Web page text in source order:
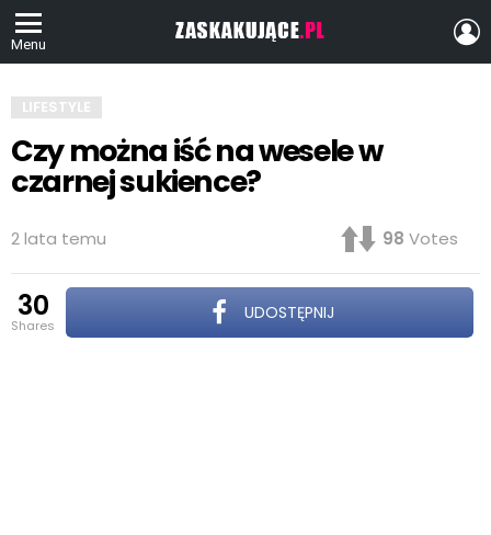
Menu
LIFESTYLE
Czy można iść na wesele w
czarnej sukience?
2 lata temu 98 Votes
30
shares
UDOSTĘPNIJ